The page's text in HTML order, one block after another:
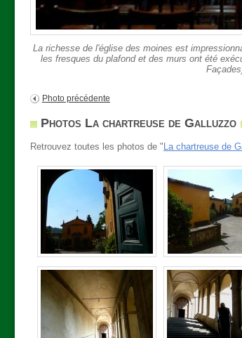
La richesse de l'église des moines est
les fresques du plafond et des murs ont été
Photo précédente
Photos La chartreuse de Galluzzo
Retrouvez toutes les photos de "La chartreuse de